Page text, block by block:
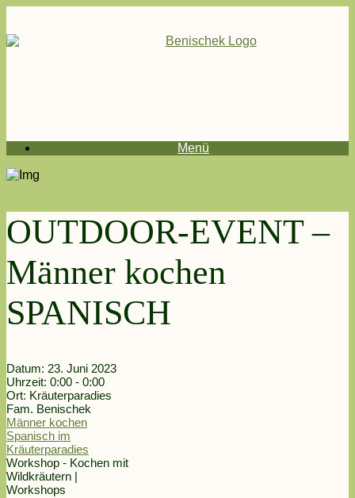
Menü
OUTDOOR-EVENT –
Männer kochen
SPANISCH
Datum: 23. Juni 2023
Uhrzeit: 0:00 - 0:00
Ort: Kräuterparadies
Fam. Benischek
Männer kochen
Spanisch im
Kräuterparadies
Workshop - Kochen mit
Wildkräutern |
Workshops